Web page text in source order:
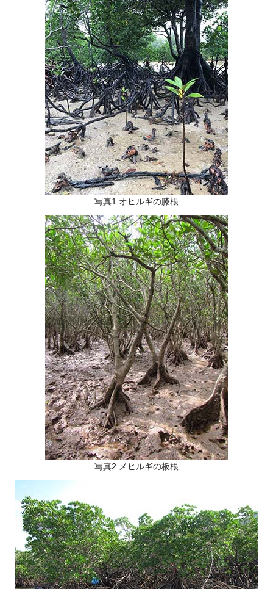
写真1 オヒルギの膝根
写真2 メヒルギの板根